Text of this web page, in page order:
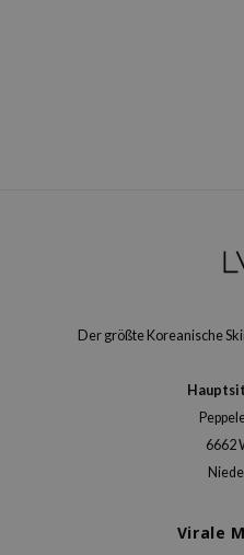
Der größte Koreanische
6662
Virale